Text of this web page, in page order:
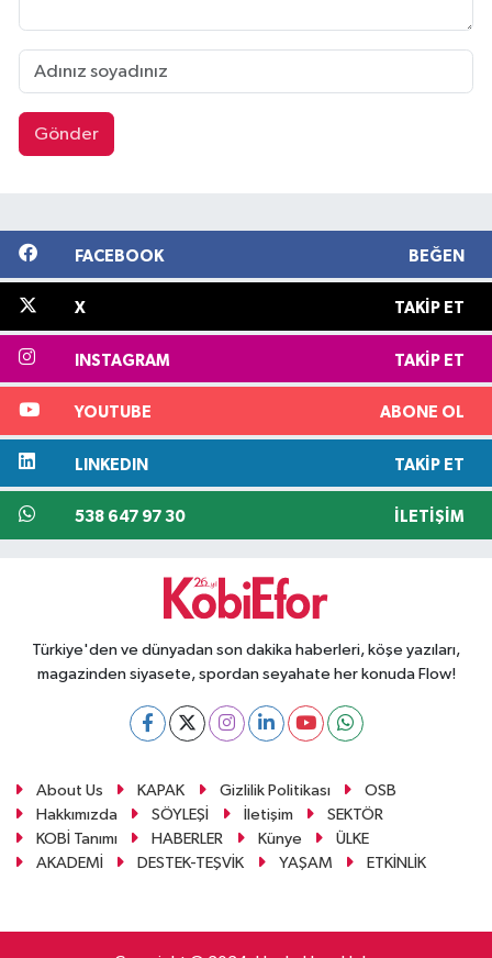
Gönder
FACEBOOK BEĞEN
X TAKIP ET
INSTAGRAM TAKIP ET
YOUTUBE ABONE OL
LINKEDIN TAKIP ET
538 647 97 30 İLETIŞIM
Türkiye'den ve dünyadan son dakika haberleri, köşe yazıları,
magazinden siyasete, spordan seyahate her konuda Flow!
About Us KAPAK Gizlilik Politikası
OSB
Hakkımızda
SÖYLEŞİ İletişim
SEKTÖR
KOBİ Tanımı
HABERLER Künye
ÜLKE
AKADEMİ
DESTEK-TEŞVİK YAŞAM ETKİNLİK